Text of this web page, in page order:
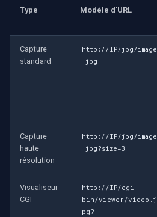
Type Modèle d'URL
Capture
standard
http://IP/jpg/image
.jpg
Capture
haute
résolution
http://IP/jpg/image
.jpg?size=3
Visualiseur
CGI
http://IP/cgi-
bin/viewer/video.j
pg?